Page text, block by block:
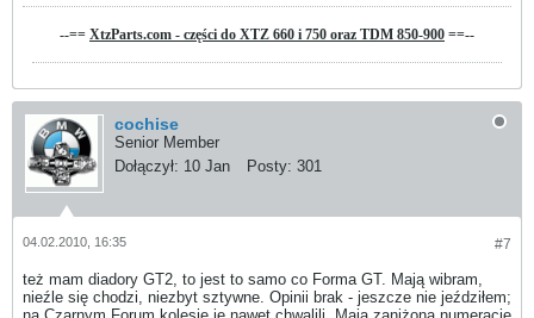
--== XtzParts.com - części do XTZ 660 i 750 oraz TDM 850-900 ==--
cochise
Senior Member
Dołączył: 10 Jan Posty: 301
#7
04.02.2010, 16:35
też mam diadory GT2, to jest to samo co Forma GT. Mają wibram,
nieźle się chodzi, niezbyt sztywne. Opinii brak - jeszcze nie jeździłem;